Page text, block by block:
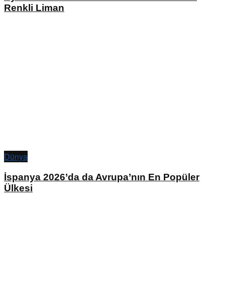
Renkli Liman
Dünya
İspanya 2026’da da Avrupa’nın En Popüler
Ülkesi